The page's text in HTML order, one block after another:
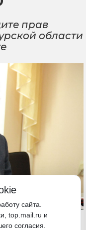
прав
области
сайта.
top.mail.ru и
согласия.